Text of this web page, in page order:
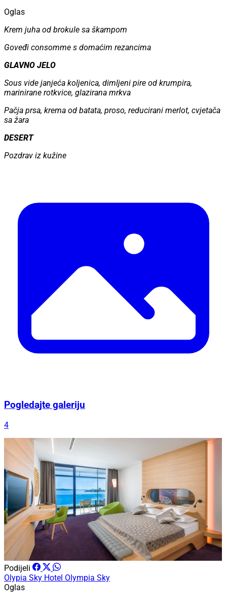
Oglas
Krem juha od brokule sa škampom
Goveđi consomme s domaćim rezancima
GLAVNO JELO
Sous vide janjeća koljenica, dimljeni pire od krumpira,
marinirane rotkvice, glazirana mrkva
Pačja prsa, krema od batata, proso, reducirani merlot, cvjetača
sa žara
DESERT
Pozdrav iz kužine
Pogledajte galeriju
4
Podijeli
Olypia Sky Hotel Olympia Sky
Oglas